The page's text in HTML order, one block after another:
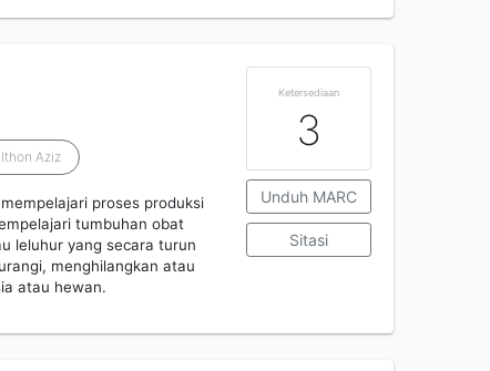
Aziz
proses produksi
tumbuhan obat
leluhur yang secara turun
menghilangkan atau
atau hewan.
Ketersediaan
3
Unduh MARC
Sitasi